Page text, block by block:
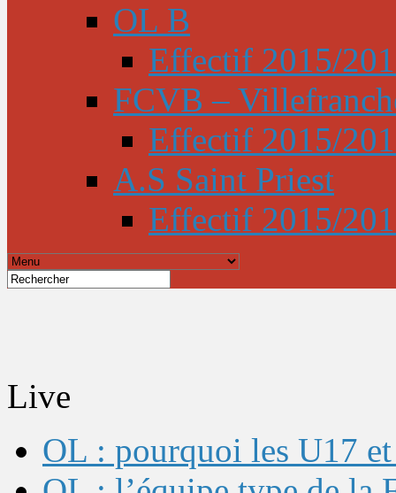
OL B
Effectif 2015/
FCVB –
Effectif 2015/
A.S Saint Priest
Effectif 2015/
Live
OL : pourquoi les U17